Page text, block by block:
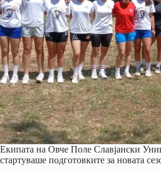
Екипата на Овче Поле Славјански
стартуваше подготовките за новата